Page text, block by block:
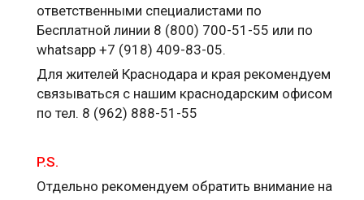
ответственными специалистами по
Бесплатной линии 8 (800) 700-51-55 или по
whatsapp +7 (918) 409-83-05.
Для жителей Краснодара и края рекомендуем
связываться с нашим краснодарским офисом
по тел. 8 (962) 888-51-55
P.S.
Отдельно рекомендуем обратить внимание на